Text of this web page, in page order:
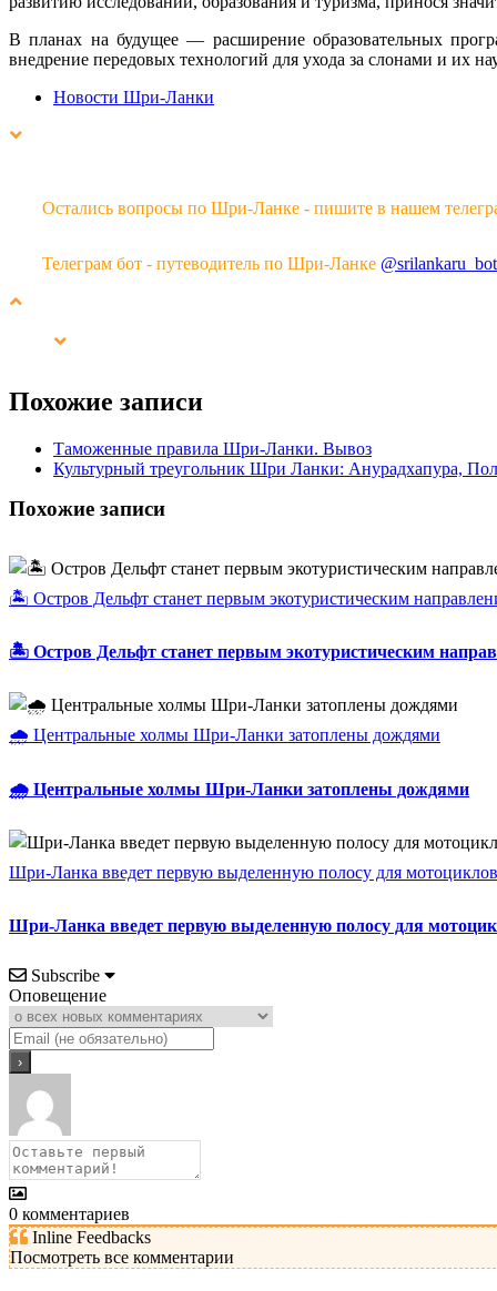
В планах на будущее — расширение образовательных
внедрение передовых технологий для ухода за слонами и их
Новости Шри-Ланки
Остались вопросы по Шри-Ланке - пишите в нашем
Телеграм бот - путеводитель по Шри-Ланке @srilankaru_bot
Похожие записи
Таможенные правила Шри-Ланки. Вывоз
Культурный треугольник Шри Ланки: Анурадхапура,
Похожие записи
🏝️ Остров Дельфт станет первым экотуристическим
🏝️ Остров Дельфт станет первым экотуристическим
🌧️ Центральные холмы Шри-Ланки затоплены дождями
🌧️ Центральные холмы Шри-Ланки затоплены дождями
Шри-Ланка введет первую выделенную полосу для
Шри-Ланка введет первую выделенную полосу для
Subscribe
Оповещение
0 комментариев
Inline Feedbacks
Посмотреть все комментарии